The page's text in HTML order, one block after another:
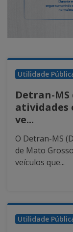
Utilidade
Detran-
atividades
ve...
O Detran-MS
de Mato
veículos que...
Utilidade